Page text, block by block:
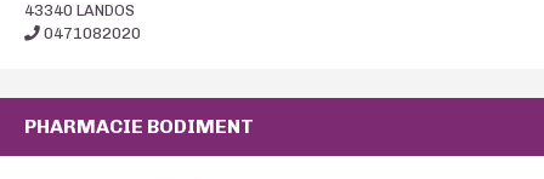
43340 LANDOS
0471082020
PHARMACIE BODIMENT